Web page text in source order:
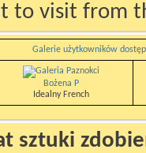
to visit from
Galerie użytkowników
Bożena P
Idealny French
sztuki